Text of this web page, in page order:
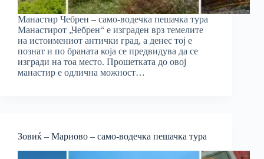
Манастир Чебрен – само-водечка пешачка тура
Манастирот „Чебрен“ е изграден врз темелите
на истоимениот антички град, а денес тој е
познат и по браната која се предвидува да се
изгради на тоа место. Прошетката до овој
манастир е одлична можност…
Зовиќ – Мариово – само-водечка пешачка тура